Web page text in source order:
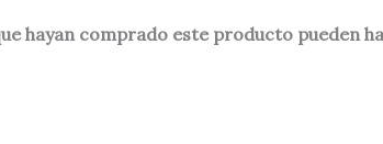
hayan comprado este producto pueden